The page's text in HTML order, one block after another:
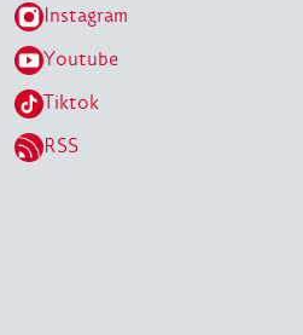
Instagram
Youtube
Tiktok
RSS